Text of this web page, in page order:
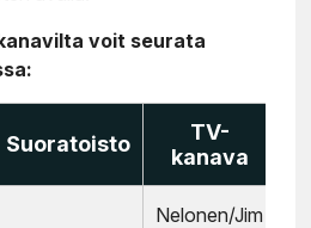
voit seurata
Suoratoisto
TV-
kanava
Nelonen/Jim